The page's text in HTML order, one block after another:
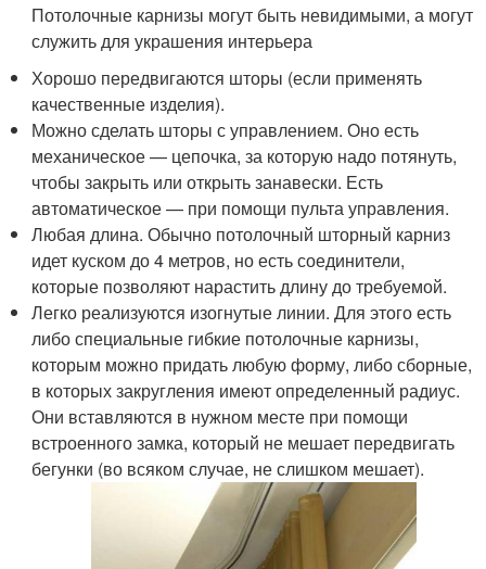
Потолочные карнизы могут быть невидимыми, а могут
служить для украшения интерьера
Хорошо передвигаются шторы (если применять
качественные изделия).
Можно сделать шторы с управлением. Оно есть
механическое — цепочка, за которую надо потянуть,
чтобы закрыть или открыть занавески. Есть
автоматическое — при помощи пульта управления.
Любая длина. Обычно потолочный шторный карниз
идет куском до 4 метров, но есть соединители,
которые позволяют нарастить длину до требуемой.
Легко реализуются изогнутые линии. Для этого есть
либо специальные гибкие потолочные карнизы,
которым можно придать любую форму, либо сборные,
в которых закругления имеют определенный радиус.
Они вставляются в нужном месте при помощи
встроенного замка, который не мешает передвигать
бегунки (во всяком случае, не слишком мешает).